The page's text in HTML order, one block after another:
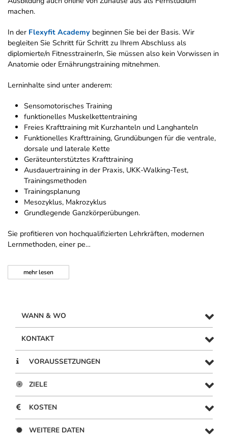
machen.
In der Flexyfit Academy beginnen Sie bei der Basis. Wir
begleiten Sie Schritt für Schritt zu Ihrem Abschluss als
diplomierte/n FitnesstrainerIn, Sie müssen also kein Vorwissen in
Anatomie oder Ernährungstraining mitnehmen.
Lerninhalte sind unter anderem:
Sensomotorisches Training
funktionelles Muskelkettentraining
Freies Krafttraining mit Kurzhanteln und Langhanteln
Funktionelles Krafttraining, Grundübungen für die ventrale,
dorsale und laterale Kette
Geräteunterstütztes Krafttraining
Ausdauertraining in der Praxis, UKK-Walking-Test,
Trainingsmethoden
Trainingsplanung
Mesozyklus, Makrozyklus
Grundlegende Ganzkörperübungen.
Sie profitieren von hochqualifizierten Lehrkräften, modernen
Lernmethoden, einer pe…
mehrlesen
WANN & WO
KONTAKT
VORAUSSETZUNGEN
ZIELE
KOSTEN
WEITERE DATEN